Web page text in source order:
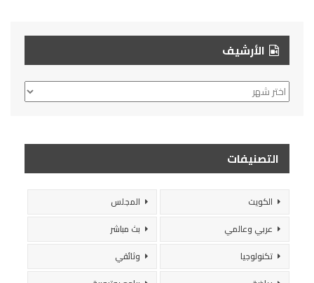
الأرشيف
الأرشيف
التصنيفات
الكويت
المجلس
عربي وعالمي
بث مباشر
تكنولوجيا
وثائقي